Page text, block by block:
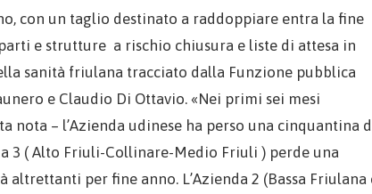
con un taglio destinato a raddoppiare entra la fine
e strutture a rischio chiusura e liste di attesa in
sanità friulana tracciato dalla Funzione pubblica
e Claudio Di Ottavio. «Nei primi sei mesi
nota – l’Azienda udinese ha perso una cinquantina
3 ( Alto Friuli-Collinare-Medio Friuli ) perde una
per fine anno. L’Azienda 2 (Bassa Friulana